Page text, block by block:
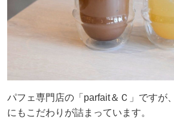
パフェ専門店の「parfait＆Ｃ」ですが
にもこだわりが詰まっています。